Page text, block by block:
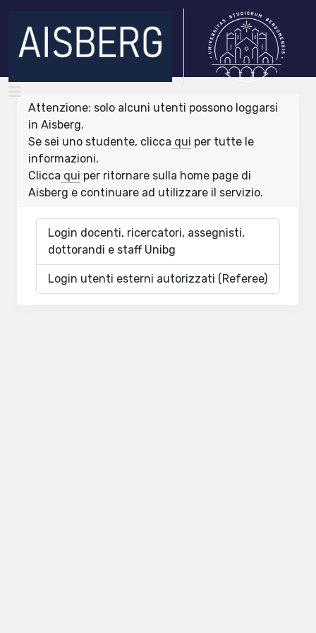
Attenzione: solo alcuni utenti possono loggarsi
in Aisberg.
Se sei uno studente, clicca qui per tutte le
informazioni.
Clicca qui per ritornare sulla home page di
Aisberg e continuare ad utilizzare il servizio.
Login docenti, ricercatori, assegnisti,
dottorandi e staff Unibg
Login utenti esterni autorizzati (Referee)